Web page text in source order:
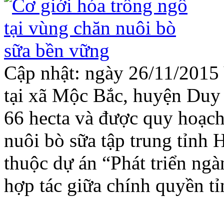
Cập nhật: ngày 26/11/
tại xã Mộc Bắc, huyện
66 hecta và được quy
nuôi bò sữa tập trung tỉnh
thuộc dự án “Phát triển
hợp tác giữa chính quyền